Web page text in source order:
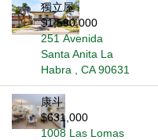
獨立屋
$1,590,000
251 Avenida
Santa Anita La
Habra , CA 90631
康斗
$631,000
1008 Las Lomas